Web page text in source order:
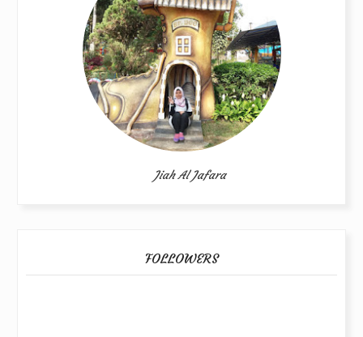
Jiah Al Jafara
FOLLOWERS